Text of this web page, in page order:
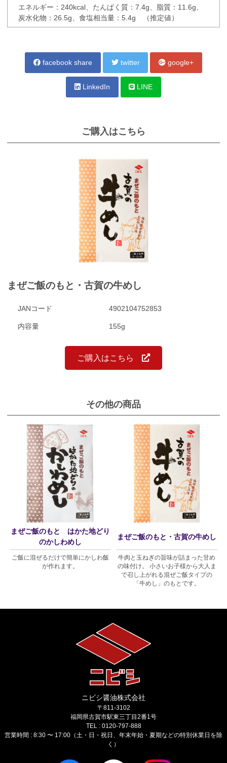
エネルギー：240kcal、たんぱく質：7.4g、脂質：11.6g、
炭水化物：26.5g、食塩相当量：5.4g （推定値）
facebook share twitter google+
LinkedIn LINE
ご購入はこちら
まぜご飯のもと・古賀の牛めし
JANコード 4902104752853
内容量 155g
ご購入はこちら
その他の商品
まぜご飯のもと はかた地どり
のかしわめし
ご飯に混ぜるだけで簡単にかしわ飯
が作れます。
まぜご飯のもと・古賀の牛めし
牛肉と玉ねぎの旨味が詰まった甘め
の味付け。 小さいお子様から大人ま
で召し上がれる混ぜご飯タイプの
「牛めし」のもとです。
ニビシ醤油株式会社
〒811-3102
福岡県古賀市駅東三丁目2番1号
TEL : 0120-797-888
営業時間 : 8:30 〜 17:00（土・日・祝日、年末年始・夏期などの特別休業日を除
く）